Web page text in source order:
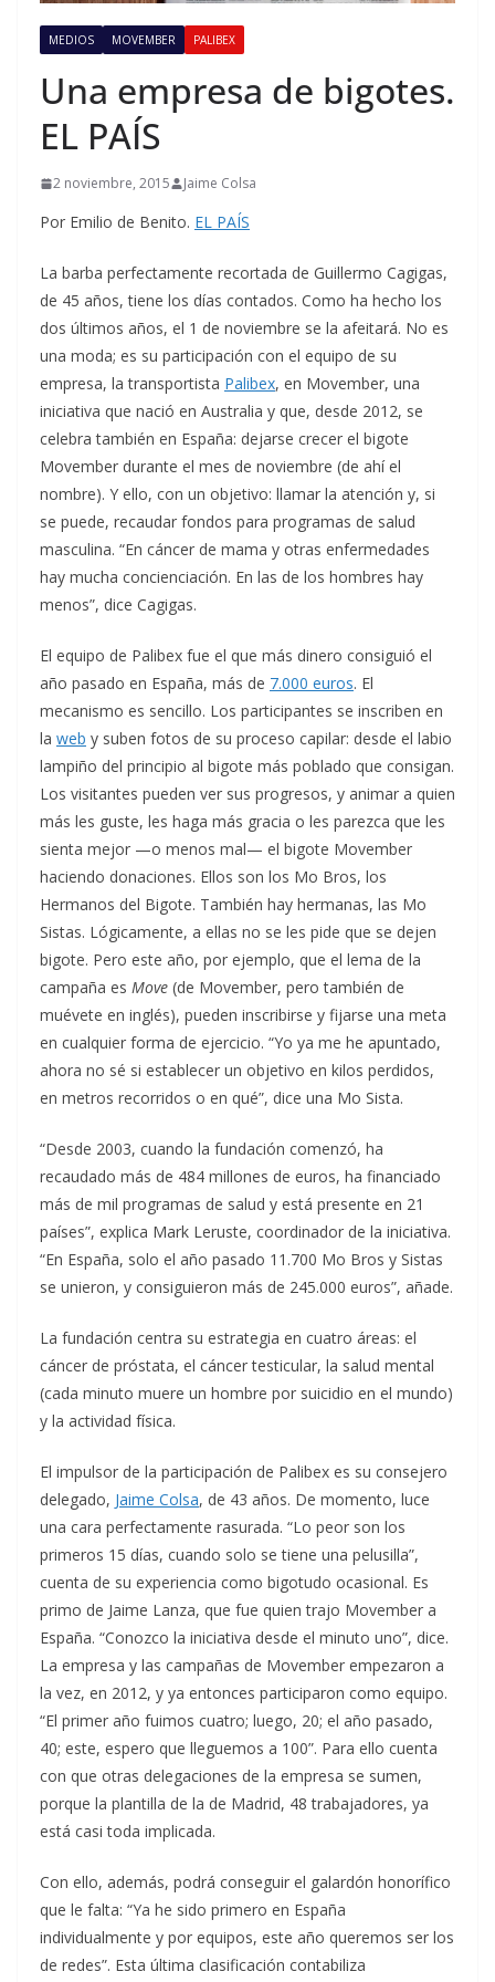
MEDIOS MOVEMBER PALIBEX
Una empresa de bigotes.
EL PAÍS
2 noviembre, 2015 Jaime Colsa
Por Emilio de Benito. EL PAÍS
La barba perfectamente recortada de Guillermo Cagigas,
de 45 años, tiene los días contados. Como ha hecho los
dos últimos años, el 1 de noviembre se la afeitará. No es
una moda; es su participación con el equipo de su
empresa, la transportista Palibex, en Movember, una
iniciativa que nació en Australia y que, desde 2012, se
celebra también en España: dejarse crecer el bigote
Movember durante el mes de noviembre (de ahí el
nombre). Y ello, con un objetivo: llamar la atención y, si
se puede, recaudar fondos para programas de salud
masculina. “En cáncer de mama y otras enfermedades
hay mucha concienciación. En las de los hombres hay
menos”, dice Cagigas.
El equipo de Palibex fue el que más dinero consiguió el
año pasado en España, más de 7.000 euros. El
mecanismo es sencillo. Los participantes se inscriben en
la web y suben fotos de su proceso capilar: desde el labio
lampiño del principio al bigote más poblado que consigan.
Los visitantes pueden ver sus progresos, y animar a quien
más les guste, les haga más gracia o les parezca que les
sienta mejor —o menos mal— el bigote Movember
haciendo donaciones. Ellos son los Mo Bros, los
Hermanos del Bigote. También hay hermanas, las Mo
Sistas. Lógicamente, a ellas no se les pide que se dejen
bigote. Pero este año, por ejemplo, que el lema de la
campaña es Move (de Movember, pero también de
muévete en inglés), pueden inscribirse y fijarse una meta
en cualquier forma de ejercicio. “Yo ya me he apuntado,
ahora no sé si establecer un objetivo en kilos perdidos,
en metros recorridos o en qué”, dice una Mo Sista.
“Desde 2003, cuando la fundación comenzó, ha
recaudado más de 484 millones de euros, ha financiado
más de mil programas de salud y está presente en 21
países”, explica Mark Leruste, coordinador de la iniciativa.
“En España, solo el año pasado 11.700 Mo Bros y Sistas
se unieron, y consiguieron más de 245.000 euros”, añade.
La fundación centra su estrategia en cuatro áreas: el
cáncer de próstata, el cáncer testicular, la salud mental
(cada minuto muere un hombre por suicidio en el mundo)
y la actividad física.
El impulsor de la participación de Palibex es su consejero
delegado, Jaime Colsa, de 43 años. De momento, luce
una cara perfectamente rasurada. “Lo peor son los
primeros 15 días, cuando solo se tiene una pelusilla”,
cuenta de su experiencia como bigotudo ocasional. Es
primo de Jaime Lanza, que fue quien trajo Movember a
España. “Conozco la iniciativa desde el minuto uno”, dice.
La empresa y las campañas de Movember empezaron a
la vez, en 2012, y ya entonces participaron como equipo.
“El primer año fuimos cuatro; luego, 20; el año pasado,
40; este, espero que lleguemos a 100”. Para ello cuenta
con que otras delegaciones de la empresa se sumen,
porque la plantilla de la de Madrid, 48 trabajadores, ya
está casi toda implicada.
Con ello, además, podrá conseguir el galardón honorífico
que le falta: “Ya he sido primero en España
individualmente y por equipos, este año queremos ser los
de redes”. Esta última clasificación contabiliza